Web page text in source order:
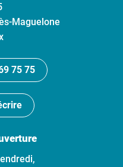
Maguelone
75 75